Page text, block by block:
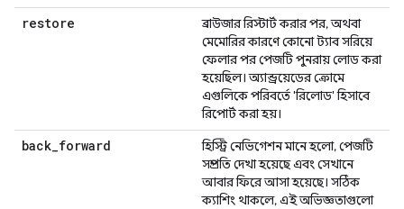
restore
ব্রাউজার রিস্টার্ট করার পর, অথবা
মেমোরির কারণে কোনো ট্যাব সরিয়ে
ফেলার পর পেজটি পুনরায় লোড করা
হয়েছিল। অ্যান্ড্রয়েডের ক্রোমে
এগুলিকে পরিবর্তে 'রিলোড' হিসাবে
রিপোর্ট করা হয়।
back_forward
হিস্ট্রি নেভিগেশন মানে হলো, পেজটি
সম্প্রতি দেখা হয়েছে এবং সেখানে
আবার ফিরে আসা হয়েছে। সঠিক
ক্যাশিং থাকলে, এই অভিজ্ঞতাগুলো